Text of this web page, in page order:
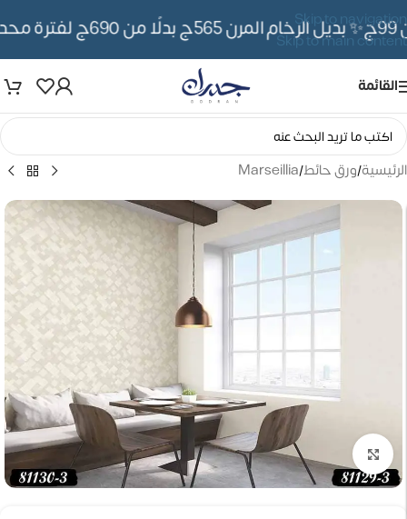
Skip to navigation
Skip to main content
✨ بديل الرخام المرن 565ج بدلًا من 690ج لفترة محدوده
القائمة
الرئيسية/ورق حائط/
Marseillia
تكبير الصورة